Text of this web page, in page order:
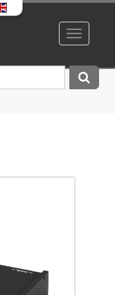
Toggle